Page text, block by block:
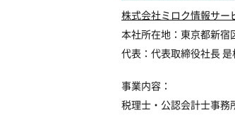
株式会社ミロク情報サー
本社所在地：東京都新宿
代表：代表取締役社長 是
事業内容：
税理士・公認会計士事務